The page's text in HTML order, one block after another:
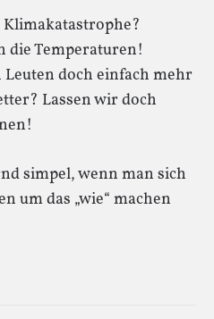
Klimakatastrophe?
die Temperaturen!
doch einfach mehr
Lassen wir doch
simpel, wenn man sich
um das „wie“ machen